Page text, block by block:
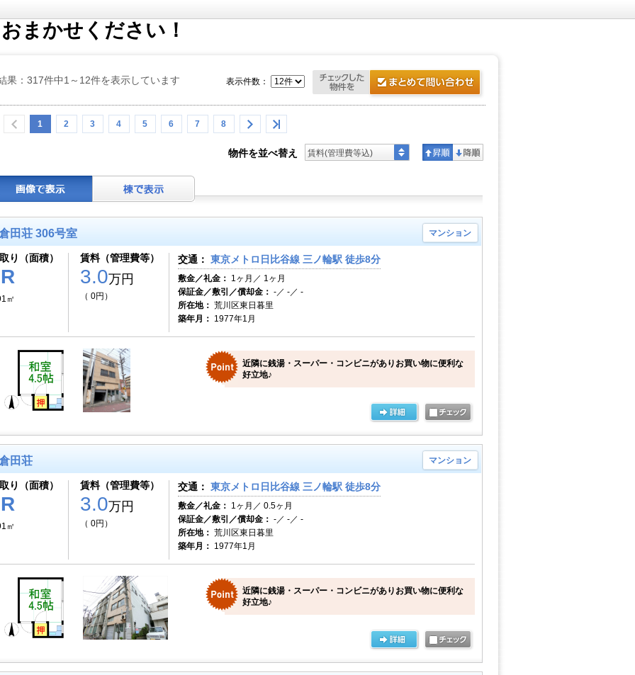
まかせください！
果：317件中1～12件を表示しています
1 2 3 4 5 6 7 8
表示件数：
物件を並べ替え 賃料(管理費等込)
田荘 306号室 マンション
り（面積）
㎡
賃料（管理費等）
3.0万円
（ 0円）
交通： 東京メトロ日比谷線 三ノ輪駅 徒歩8分
敷金／礼金： 1ヶ月／ 1ヶ月
保証金／敷引／償却金： -／ -／ -
所在地： 荒川区東日暮里
築年月： 1977年1月
近隣に銭湯・スーパー・コンビニがありお買い物に便利な
好立地♪
田荘 マンション
り（面積）
㎡
賃料（管理費等）
3.0万円
（ 0円）
交通： 東京メトロ日比谷線 三ノ輪駅 徒歩8分
敷金／礼金： 1ヶ月／ 0.5ヶ月
保証金／敷引／償却金： -／ -／ -
所在地： 荒川区東日暮里
築年月： 1977年1月
近隣に銭湯・スーパー・コンビニがありお買い物に便利な
好立地♪